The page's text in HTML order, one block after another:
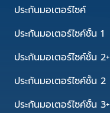
ประกันมอเตอร์ไซค์
ประกันมอเตอร์ไซค์ชั้น 1
ประกันมอเตอร์ไซค์ชั้น 2+
ประกันมอเตอร์ไซค์ชั้น 2
ประกันมอเตอร์ไซค์ชั้น 3+